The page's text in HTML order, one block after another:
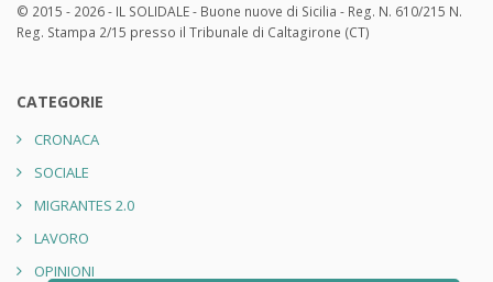
© 2015 - 2026 - IL SOLIDALE - Buone nuove di Sicilia - Reg. N. 610/215 N.
Reg. Stampa 2/15 presso il Tribunale di Caltagirone (CT)
CATEGORIE
CRONACA
SOCIALE
MIGRANTES 2.0
LAVORO
OPINIONI